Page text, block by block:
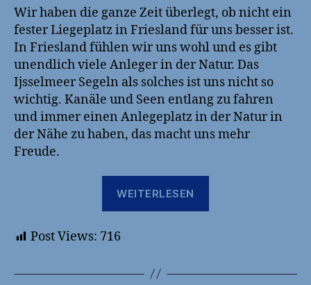
Wir haben die ganze Zeit überlegt, ob nicht ein
fester Liegeplatz in Friesland für uns besser ist.
In Friesland fühlen wir uns wohl und es gibt
unendlich viele Anleger in der Natur. Das
Ijsselmeer Segeln als solches ist uns nicht so
wichtig. Kanäle und Seen entlang zu fahren
und immer einen Anlegeplatz in der Natur in
der Nähe zu haben, das macht uns mehr
Freude.
WEITERLESEN
Post Views: 716